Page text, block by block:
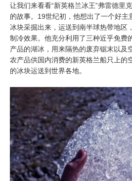
让我们来看看“新英格兰冰王”弗雷德里
的故事。19世纪初，他想出了一个好主
冰块采掘出来，运送到南半球热带地区
制冷效果。他充分利用了三种近乎免费
产品的湖冰，用来隔热的废弃锯末以及
农产品供国内消费的新英格兰船只上的
的冰块运送到世界各地。